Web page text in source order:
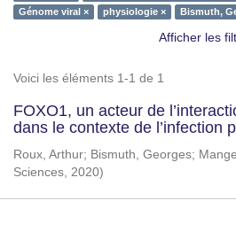
Génome viral ×
physiologie × Bismuth,
Afficher les
Voici les éléments 1-1 de 1
FOXO1, un acteur de
dans le contexte de l’infection
Roux, Arthur; Bismuth, Georges;
Sciences, 2020)